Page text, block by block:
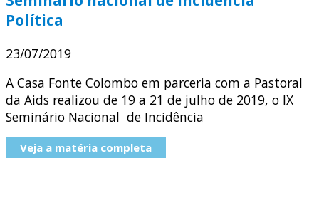
Política
23/07/2019
A Casa Fonte Colombo em parceria com a Pastoral
da Aids realizou de 19 a 21 de julho de 2019, o IX
Seminário Nacional de Incidência
Veja a matéria completa